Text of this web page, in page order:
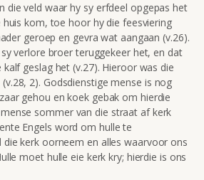
die veld waarhy sy erfdeel opgepas het
huis kom, toe hoor hy die feesviering
geroep en gevra wat aangaan (v.26).
verlore broer teruggekeer het, en dat
geslag het (v.27). Hieroor was die
2). Godsdienstige mense is nog
gehou en koek gebak om hierdie
sommer van die straat af kerk
Engels word om hulle te
die kerk oorneem en alles waarvoor ons
moet hulle eie kerk kry; hierdie is ons